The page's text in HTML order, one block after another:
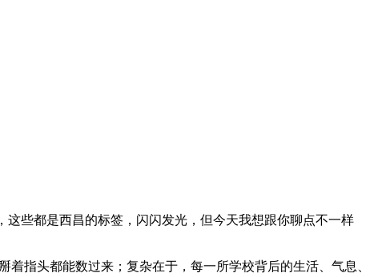
这些都是西昌的标签，闪闪发光，但今天我想跟你聊点不一样
指头都能数过来；复杂在于，每一所学校背后的生活、气息、